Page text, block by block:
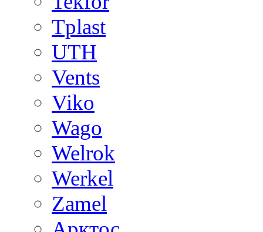
Tplast
UTH
Vents
Viko
Wago
Welrok
Werkel
Zamel